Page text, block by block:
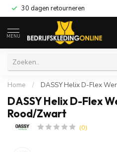
30 dagen retourneren
MENU
Home / DASSY Helix D-Flex
DASSY Helix D-Flex
Rood/Zwart
(0)